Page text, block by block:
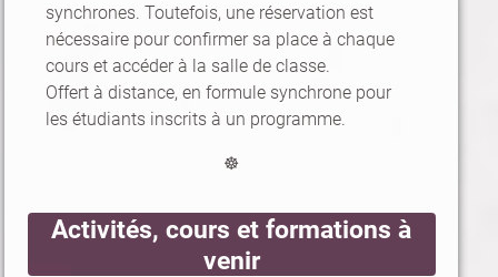
synchrones. Toutefois, une réservation est
nécessaire pour confirmer sa place à chaque
cours et accéder à la salle de classe.
Offert à distance, en formule synchrone pour
les étudiants inscrits à un programme.
☸
Activités, cours et formations à
venir